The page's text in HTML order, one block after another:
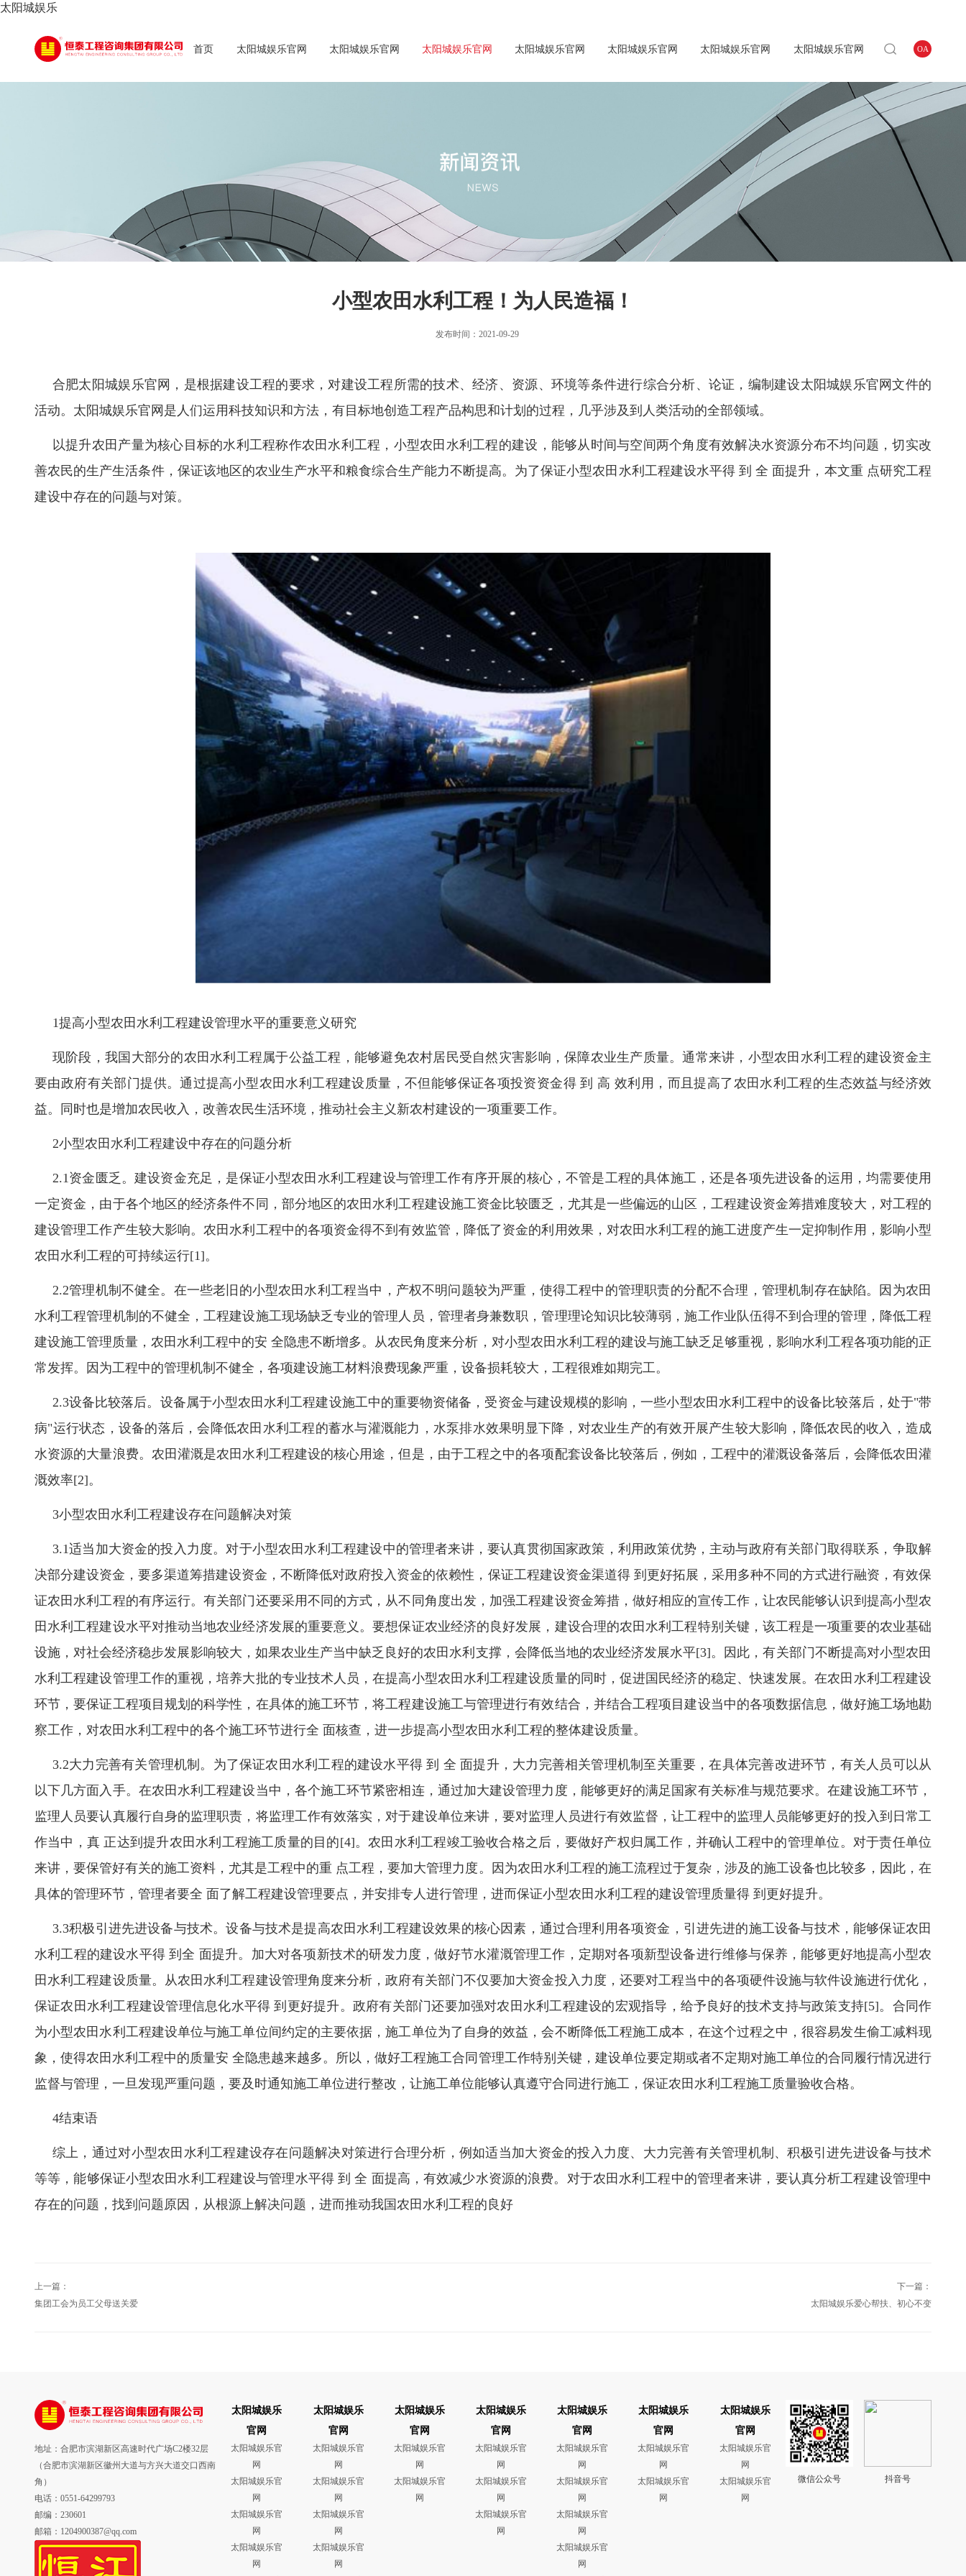
太阳城娱乐
首页 太阳城娱乐官网 太阳城娱乐官网 太阳城娱乐官网 太阳城娱乐官网 太阳城娱乐官网 太阳城娱乐官网 太阳城娱乐官网 OA
小型农田水利工程！为人民造福！
发布时间：2021-09-29
合肥太阳城娱乐官网 ，是根据建设工程的要求，对建设工程所需的技术、经济、资源、环境等条件进行综合分析、论证，编制建设太阳城娱乐官网文件的
活动。太阳城娱乐官网是人们运用科技知识和方法，有目标地创造工程产品构思和计划的过程，几乎涉及到人类活动的全部领域。
以提升农田产量为核心目标的水利工程称作农田水利工程，小型农田水利工程的建设，能够从时间与空间两个角度有效解决水资源分布不均问题，切实改
善农民的生产生活条件，保证该地区的农业生产水平和粮食综合生产能力不断提高。为了保证小型农田水利工程建设水平得 到 全 面提升，本文重 点研究工程
建设中存在的问题与对策。
1提高小型农田水利工程建设管理水平的重要意义研究
现阶段，我国大部分的农田水利工程属于公益工程，能够避免农村居民受自然灾害影响，保障农业生产质量。通常来讲，小型农田水利工程的建设资金主
要由政府有关部门提供。通过提高小型农田水利工程建设质量，不但能够保证各项投资资金得 到 高 效利用，而且提高了农田水利工程的生态效益与经济效
益。同时也是增加农民收入，改善农民生活环境，推动社会主义新农村建设的一项重要工作。
2小型农田水利工程建设中存在的问题分析
2.1资金匮乏。建设资金充足，是保证小型农田水利工程建设与管理工作有序开展的核心，不管是工程的具体施工，还是各项先进设备的运用，均需要使用
一定资金，由于各个地区的经济条件不同，部分地区的农田水利工程建设施工资金比较匮乏，尤其是一些偏远的山区，工程建设资金筹措难度较大，对工程的
建设管理工作产生较大影响。农田水利工程中的各项资金得不到有效监管，降低了资金的利用效果，对农田水利工程的施工进度产生一定抑制作用，影响小型
农田水利工程的可持续运行[1]。
2.2管理机制不健全。在一些老旧的小型农田水利工程当中，产权不明问题较为严重，使得工程中的管理职责的分配不合理，管理机制存在缺陷。因为农田
水利工程管理机制的不健全，工程建设施工现场缺乏专业的管理人员，管理者身兼数职，管理理论知识比较薄弱，施工作业队伍得不到合理的管理，降低工程
建设施工管理质量，农田水利工程中的安 全隐患不断增多。从农民角度来分析，对小型农田水利工程的建设与施工缺乏足够重视，影响水利工程各项功能的正
常发挥。因为工程中的管理机制不健全，各项建设施工材料浪费现象严重，设备损耗较大，工程很难如期完工。
2.3设备比较落后。设备属于小型农田水利工程建设施工中的重要物资储备，受资金与建设规模的影响，一些小型农田水利工程中的设备比较落后，处于"带
病"运行状态，设备的落后，会降低农田水利工程的蓄水与灌溉能力，水泵排水效果明显下降，对农业生产的有效开展产生较大影响，降低农民的收入，造成
水资源的大量浪费。农田灌溉是农田水利工程建设的核心用途，但是，由于工程之中的各项配套设备比较落后，例如，工程中的灌溉设备落后，会降低农田灌
溉效率[2]。
3小型农田水利工程建设存在问题解决对策
3.1适当加大资金的投入力度。对于小型农田水利工程建设中的管理者来讲，要认真贯彻国家政策，利用政策优势，主动与政府有关部门取得联系，争取解
决部分建设资金，要多渠道筹措建设资金，不断降低对政府投入资金的依赖性，保证工程建设资金渠道得 到更好拓展，采用多种不同的方式进行融资，有效保
证农田水利工程的有序运行。有关部门还要采用不同的方式，从不同角度出发，加强工程建设资金筹措，做好相应的宣传工作，让农民能够认识到提高小型农
田水利工程建设水平对推动当地农业经济发展的重要意义。要想保证农业经济的良好发展，建设合理的农田水利工程特别关键，该工程是一项重要的农业基础
设施，对社会经济稳步发展影响较大，如果农业生产当中缺乏良好的农田水利支撑，会降低当地的农业经济发展水平[3]。因此，有关部门不断提高对小型农田
水利工程建设管理工作的重视，培养大批的专业技术人员，在提高小型农田水利工程建设质量的同时，促进国民经济的稳定、快速发展。在农田水利工程建设
环节，要保证工程项目规划的科学性，在具体的施工环节，将工程建设施工与管理进行有效结合，并结合工程项目建设当中的各项数据信息，做好施工场地勘
察工作，对农田水利工程中的各个施工环节进行全 面核查，进一步提高小型农田水利工程的整体建设质量。
3.2大力完善有关管理机制。为了保证农田水利工程的建设水平得 到 全 面提升，大力完善相关管理机制至关重要，在具体完善改进环节，有关人员可以从
以下几方面入手。在农田水利工程建设当中，各个施工环节紧密相连，通过加大建设管理力度，能够更好的满足国家有关标准与规范要求。在建设施工环节，
监理人员要认真履行自身的监理职责，将监理工作有效落实，对于建设单位来讲，要对监理人员进行有效监督，让工程中的监理人员能够更好的投入到日常工
作当中，真 正达到提升农田水利工程施工质量的目的[4]。农田水利工程竣工验收合格之后，要做好产权归属工作，并确认工程中的管理单位。对于责任单位
来讲，要保管好有关的施工资料，尤其是工程中的重 点工程，要加大管理力度。因为农田水利工程的施工流程过于复杂，涉及的施工设备也比较多，因此，在
具体的管理环节，管理者要全 面了解工程建设管理要点，并安排专人进行管理，进而保证小型农田水利工程的建设管理质量得 到更好提升。
3.3积极引进先进设备与技术。设备与技术是提高农田水利工程建设效果的核心因素，通过合理利用各项资金，引进先进的施工设备与技术，能够保证农田
水利工程的建设水平得 到全 面提升。加大对各项新技术的研发力度，做好节水灌溉管理工作，定期对各项新型设备进行维修与保养，能够更好地提高小型农
田水利工程建设质量。从农田水利工程建设管理角度来分析，政府有关部门不仅要加大资金投入力度，还要对工程当中的各项硬件设施与软件设施进行优化，
保证农田水利工程建设管理信息化水平得 到更好提升。政府有关部门还要加强对农田水利工程建设的宏观指导，给予良好的技术支持与政策支持[5]。合同作
为小型农田水利工程建设单位与施工单位间约定的主要依据，施工单位为了自身的效益，会不断降低工程施工成本，在这个过程之中，很容易发生偷工减料现
象，使得农田水利工程中的质量安 全隐患越来越多。所以，做好工程施工合同管理工作特别关键，建设单位要定期或者不定期对施工单位的合同履行情况进行
监督与管理，一旦发现严重问题，要及时通知施工单位进行整改，让施工单位能够认真遵守合同进行施工，保证农田水利工程施工质量验收合格。
4结束语
综上，通过对小型农田水利工程建设存在问题解决对策进行合理分析，例如适当加大资金的投入力度、大力完善有关管理机制、积极引进先进设备与技术
等等，能够保证小型农田水利工程建设与管理水平得 到 全 面提高，有效减少水资源的浪费。对于农田水利工程中的管理者来讲，要认真分析工程建设管理中
存在的问题，找到问题原因，从根源上解决问题，进而推动我国农田水利工程的良好
上一篇：
集团工会为员工父母送关爱
下一篇：
太阳城娱乐爱心帮扶、初心不变
地址：合肥市滨湖新区高速时代广场C2楼32层
（合肥市滨湖新区徽州大道与方兴大道交口西南
角）
电话：0551-64299793
邮编：230601
邮箱：1204900387@qq.com
太阳城娱乐
官网
太阳城娱乐官
网
太阳城娱乐官
网
太阳城娱乐官
网
太阳城娱乐官
网
太阳城娱乐
官网
太阳城娱乐官
网
太阳城娱乐官
网
太阳城娱乐官
网
太阳城娱乐官
网
太阳城娱乐
官网
太阳城娱乐官
网
太阳城娱乐官
网
太阳城娱乐
官网
太阳城娱乐官
网
太阳城娱乐官
网
太阳城娱乐官
网
太阳城娱乐
官网
太阳城娱乐官
网
太阳城娱乐官
网
太阳城娱乐官
网
太阳城娱乐官
网
太阳城娱乐
官网
太阳城娱乐官
网
太阳城娱乐官
网
太阳城娱乐
官网
太阳城娱乐官
网
太阳城娱乐官
网
微信公众号 抖音号